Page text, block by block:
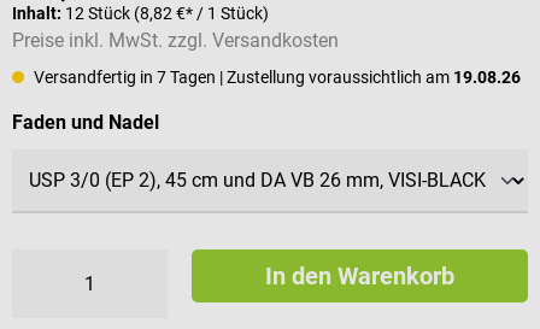
Inhalt: 12 Stück (8,82 €* / 1 Stück)
Preise inkl. MwSt. zzgl. Versandkosten
Versandfertig in 7 Tagen | Zustellung voraussichtlich am 19.08.26
Faden und Nadelauswählen
In den Warenkorb